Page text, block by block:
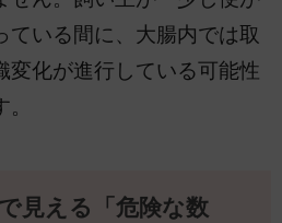
ている間に、大腸内では取
変化が進行している可能性
見える「危険な数